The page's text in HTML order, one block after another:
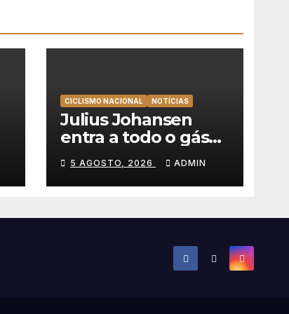
CICLISMO NACIONAL NOTÍCIAS
Julius Johansen
entra a todo o gás
na Volta a Portugal
e lidera dobradinha
da UAE Team
5 AGOSTO, 2026 ADMIN